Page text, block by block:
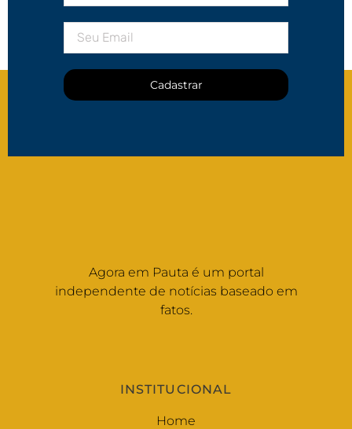
Cadastrar
Agora em Pauta é um portal
independente de notícias baseado em
fatos.
INSTITUCIONAL
Home